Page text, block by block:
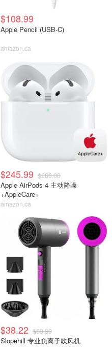
$108.99
Apple Pencil (USB-C)
amazon.ca
$245.99 $288.00
Apple AirPods 4 主动降噪
+AppleCare+
amazon.ca
$38.22 $69.99
Slopehill 专业负离子吹风机